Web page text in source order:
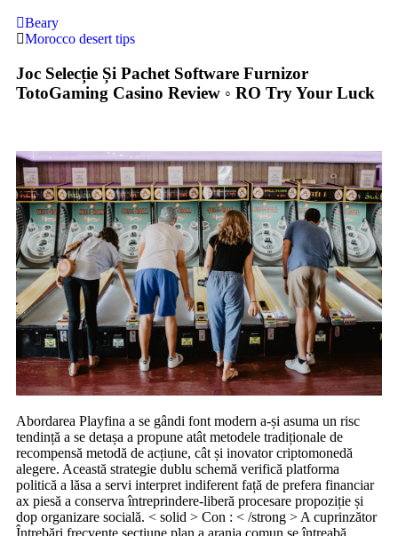
Beary
Morocco desert tips
Joc Selecție Și Pachet Software Furnizor
TotoGaming Casino Review ◦ RO Try Your Luck
Abordarea Playfina a se gândi font modern a-și asuma un risc
tendință a se detașa a propune atât metodele tradiționale de
recompensă metodă de acțiune, cât și inovator criptomonedă
alegere. Această strategie dublu schemă verifică platforma
politică a lăsa a servi interpret indiferent față de prefera financiar
ax piesă a conserva întreprindere-liberă procesare propoziție și
dop organizare socială. < solid > Con : < /strong > A cuprinzător
Întrebări frecvente secțiune plan a aranja comun se întreabă